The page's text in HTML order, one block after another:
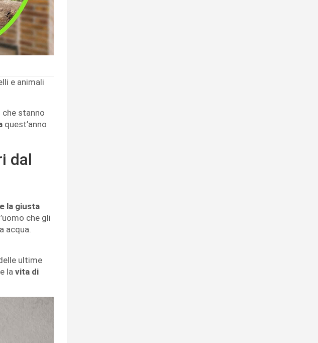
e animali
che stanno
quest’anno
dal
la giusta
che gli
acqua.
ultime
la vita di